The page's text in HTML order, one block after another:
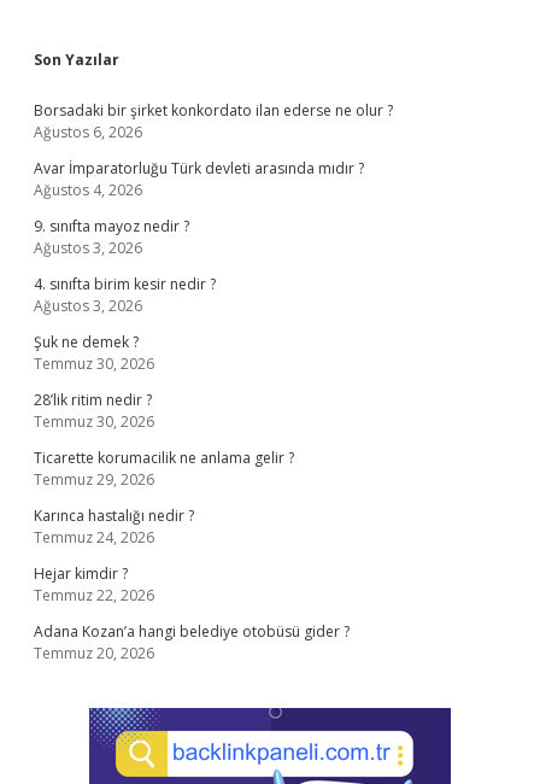
Sidebar
Son Yazılar
Borsadaki bir şirket konkordato ilan ederse ne olur ?
Ağustos 6, 2026
Avar İmparatorluğu Türk devleti arasında mıdır ?
Ağustos 4, 2026
9. sınıfta mayoz nedir ?
Ağustos 3, 2026
4. sınıfta birim kesir nedir ?
Ağustos 3, 2026
Şuk ne demek ?
Temmuz 30, 2026
28’lik ritim nedir ?
Temmuz 30, 2026
Ticarette korumacilik ne anlama gelir ?
Temmuz 29, 2026
Karınca hastalığı nedir ?
Temmuz 24, 2026
Hejar kimdir ?
Temmuz 22, 2026
Adana Kozan’a hangi belediye otobüsü gider ?
Temmuz 20, 2026